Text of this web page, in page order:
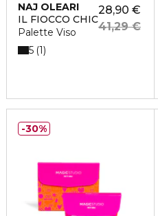
NAJ OLEARI
IL FIOCCO CHIC
Palette Viso
28,90 €
41,29 €
5 1
30%